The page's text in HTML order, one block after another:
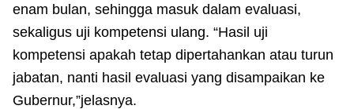
enam bulan, sehingga masuk dalam evaluasi,
sekaligus uji kompetensi ulang. “Hasil uji
kompetensi apakah tetap dipertahankan atau turun
jabatan, nanti hasil evaluasi yang disampaikan ke
Gubernur,”jelasnya.